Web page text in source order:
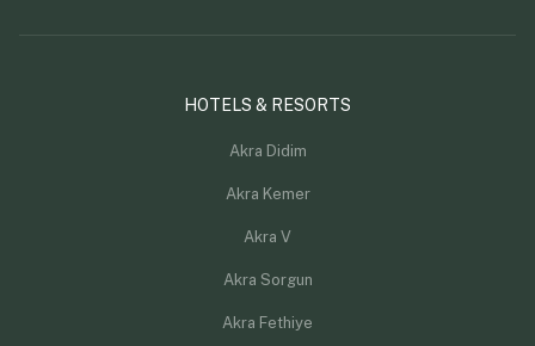
HOTELS & RESORTS
Akra Didim
Akra Kemer
Akra V
Akra Sorgun
Akra Fethiye